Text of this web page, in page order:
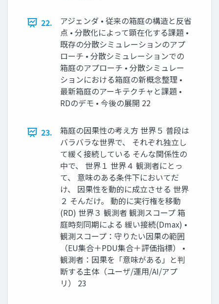
22.
アジェンダ • 従来の箱庭の構造と反省
点 • 分散化によって顕在化する課題 •
既存の分散シミュレーションのアプ
ローチ • 分散シミュレーションでの
箱庭のアプローチ • 分散シミュレー
ションにおける箱庭の新概念整理 •
最新箱庭のアーキテクチャと課題 •
RDのデモ • 今後の展開 22
23.
箱庭の因果性の考え方 世界５ 普段は
バラバラな世界で、 それぞれ独立し
て緩く接続している そんな関係性の
中で、 世界１ 世界４ 観測者にとっ
て、 意味のある条件下においてだ
け、 因果性を動的に成立させる 世界
２ そんだけ。 動的に実行権を移動
(RD) 世界３ 観測者 観測スコープ 箱
庭時刻同期による 緩い接続(Dmax) •
観測スコープ：守りたい因果の範囲
（EU集合＋PDU集合＋評価指標） •
観測者：因果を「意味がある」と判
断する主体（ユーザ/運用/AI/アプ
リ） 23